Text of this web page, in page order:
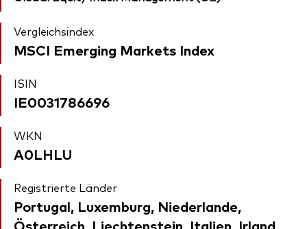
Vergleichsindex
MSCI Emerging Markets Index
ISIN
IE0031786696
WKN
A0LHLU
Registrierte Länder
Portugal, Luxemburg, Niederlande,